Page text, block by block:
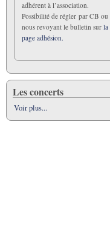
adhérent à l’association.
Possibilité de régler par CB ou
nous revoyant le bulletin sur la
page adhésion.
Les concerts
Voir plus...